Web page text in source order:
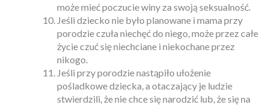
może mieć poczucie winy za swoją seksualność.
Jeśli dziecko nie było planowane i mama przy
porodzie czuła niechęć do niego, może przez całe
życie czuć się niechciane i niekochane przez
nikogo.
Jeśli przy porodzie nastąpiło ułożenie
pośladkowe dziecka, a otaczający je ludzie
stwierdzili, że nie chce się narodzić lub, że się na